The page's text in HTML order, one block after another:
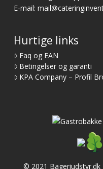
E-mail:
Hurtige links
Faq og EAN
Betingelser og garanti
KPA Company – Profil
© 2021